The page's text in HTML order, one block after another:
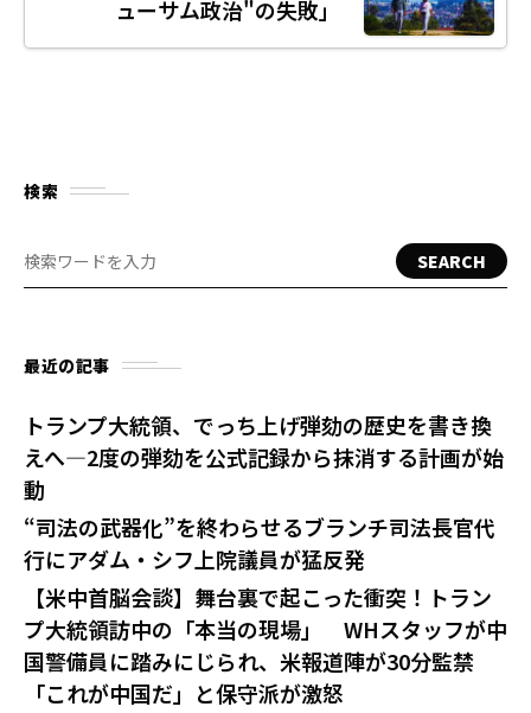
ューサム政治"の失敗」
検索
SEARCH
最近の記事
トランプ大統領、でっち上げ弾劾の歴史を書き換
えへ—2度の弾劾を公式記録から抹消する計画が始
動
“司法の武器化”を終わらせるブランチ司法長官代
行にアダム・シフ上院議員が猛反発
【米中首脳会談】舞台裏で起こった衝突！トラン
プ大統領訪中の「本当の現場」 WHスタッフが中
国警備員に踏みにじられ、米報道陣が30分監禁
「これが中国だ」と保守派が激怒